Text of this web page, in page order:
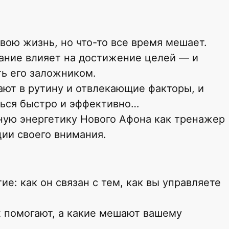
жизнь, но что-то все время мешает.
влияет на достижение целей — и
его заложником.
в рутину и отвлекающие факторы, и
быстро и эффективно…
энергетику Нового Афона как тренажер
своего внимания.
как он связан с тем, как вы управляете
помогают, а какие мешают вашему